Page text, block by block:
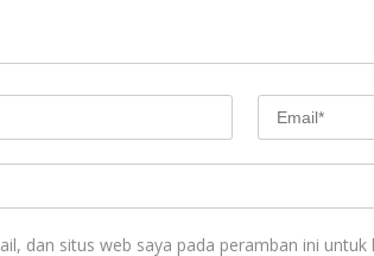
dan situs web saya pada peramban ini